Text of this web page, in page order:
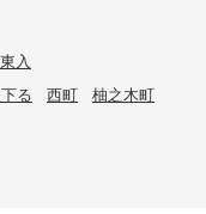
入
る 西町 柚之木町